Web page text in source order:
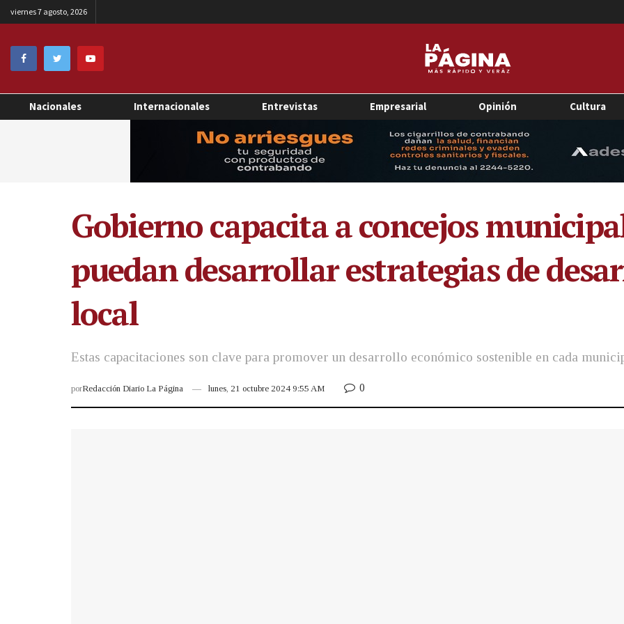
viernes 7 agosto, 2026
Nacionales Internacionales Entrevistas Empresarial Opinión Cultura
Gobierno capacita a concejos
puedan desarrollar estrategias de
local
Estas capacitaciones son clave para promover un desarrollo económico sostenible en cada
porRedacción Diario La Página lunes, 21 octubre 2024 9:55 AM 0